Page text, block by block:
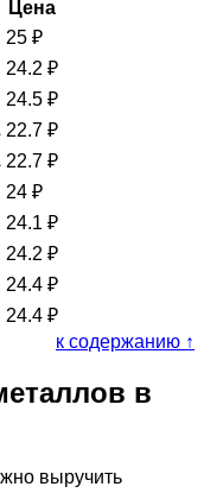
Цена
25 ₽
24.2 ₽
24.5 ₽
22.7 ₽
22.7 ₽
24 ₽
24.1 ₽
24.2 ₽
24.4 ₽
24.4 ₽
к содержанию ↑
в
выручить